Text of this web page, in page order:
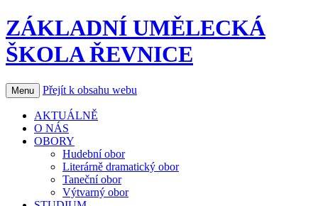
ZÁKLADNÍ UMĚLECKÁ
ŠKOLA ŘEVNICE
Menu Přejít k obsahu webu
AKTUÁLNĚ
O NÁS
OBORY
Hudební obor
Literárně dramatický obor
Taneční obor
Výtvarný obor